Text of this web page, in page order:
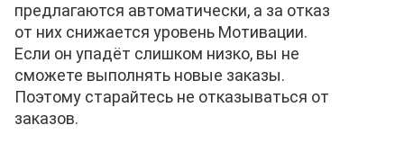
предлагаются автоматически, а за отказ
от них снижается уровень Мотивации.
Если он упадёт слишком низко, вы не
сможете выполнять новые заказы.
Поэтому старайтесь не отказываться от
заказов.